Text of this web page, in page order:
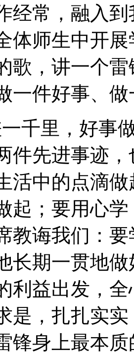
经常，融入
体师生中开
歌，讲一个
一件好事、
千里，好事
件先进事迹
活中的点滴
起；要用心
教诲我们：
长期一贯地
利益出发，
是，扎扎实
锋身上最本